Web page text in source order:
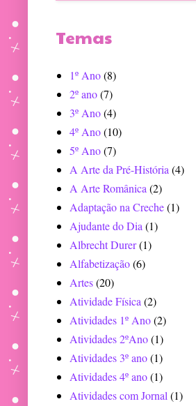
Temas
1º Ano(8)
2º ano(7)
3º Ano(4)
4º Ano(10)
5º Ano(7)
A Arte da Pré-História (4)
A Arte Românica (2)
Adaptação na Creche(1)
Ajudante do Dia (1)
Albrecht Durer(1)
Alfabetização(6)
Artes(20)
Atividade Física (2)
Atividades 1º Ano(2)
Atividades 2ºAno(1)
Atividades 3º ano(1)
Atividades 4º ano(1)
Atividades com Jornal (1)